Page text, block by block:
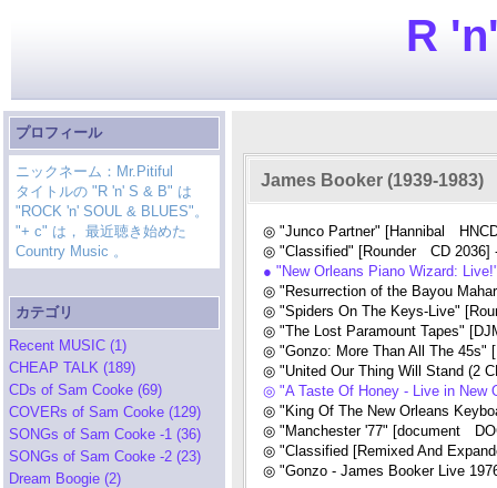
R
プロフィール
ニックネーム：Mr.Pitiful
タイトルの "R 'n' S & B" は
"ROCK 'n' SOUL & BLUES"。
"+ c" は， 最近聴き始めた
Country Music 。
カテゴリ
Recent MUSIC (1)
CHEAP TALK (189)
CDs of Sam Cooke (69)
COVERs of Sam Cooke (129)
SONGs of Sam Cooke -1 (36)
SONGs of Sam Cooke -2 (23)
Dream Boogie (2)
James Booker (1939-1983)
◎ "Junco Partner" [Hannibal
◎ "Classified" [Rounder CD 2036]
● "New Orleans Piano Wizard:
◎ "Resurrection of the Bayou
◎ "Spiders On The Keys-Live"
◎ "The Lost Paramount Tapes"
◎ "Gonzo: More Than All The 45s"
◎ "United Our Thing Will Stand (2
◎ "A Taste Of Honey - Live in New
◎ "King Of The New Orleans
◎ "Manchester '77" [document
◎ "Classified [Remixed And
◎ "Gonzo - James Booker Live